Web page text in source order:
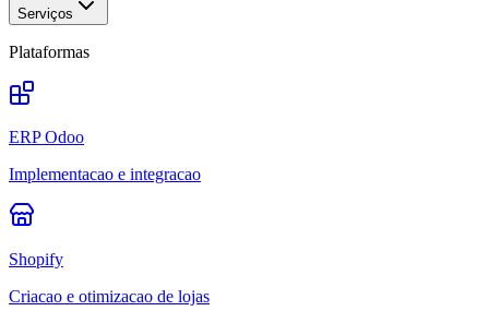
Serviços
Plataformas
ERP Odoo
Implementacao e integracao
Shopify
Criacao e otimizacao de lojas